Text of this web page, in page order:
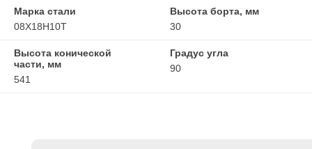
Марка стали
08Х18Н10Т
Высота борта, мм
30
Высота конической
части, мм
541
Градус угла
90